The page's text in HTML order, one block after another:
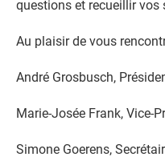
questions et recueillir vos
Au plaisir de vous
André Grosbusch,
Marie-Josée Frank, Vice-
Simone Goerens,